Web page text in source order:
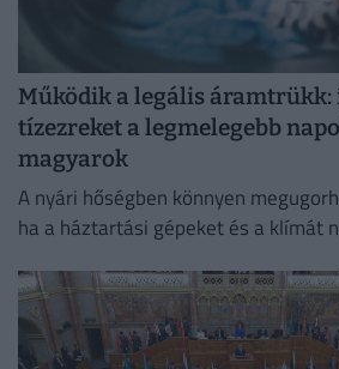
Működik a legális
tízezreket a legmelegebb
magyarok
A nyári hőségben könnyen
ha a háztartási gépeket és a klímát